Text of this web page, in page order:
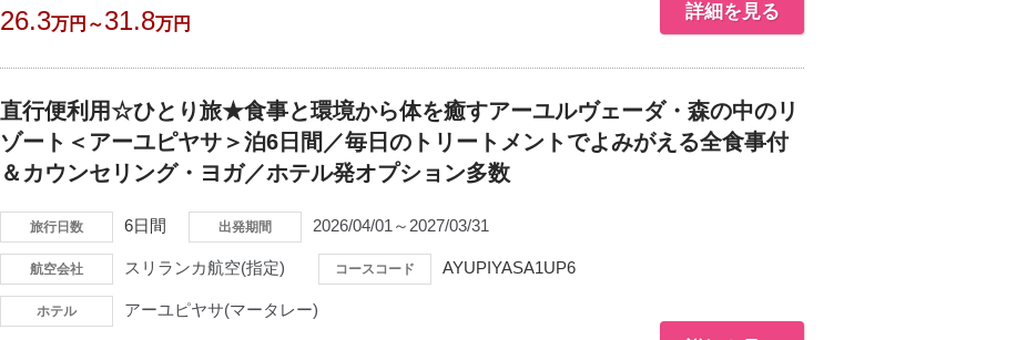
26.3万円～31.8万円
詳細を見る
直行便利用☆ひとり旅★食事と環境から体を癒すアーユルヴェーダ・森の中のリ
ゾート＜アーユピヤサ＞泊6日間／毎日のトリートメントでよみがえる全食事付
＆カウンセリング・ヨガ／ホテル発オプション多数
旅行日数 6日間 出発期間 2026/04/01～2027/03/31
航空会社 スリランカ航空(指定) コースコード AYUPIYASA1UP6
ホテル アーユピヤサ(マータレー)